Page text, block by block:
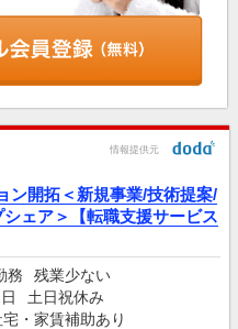
情報提供元
ン開拓＜新規事業/技術提案/
ェア＞【転職支援サービス
務
残業少ない
土日祝休み
宅・家賃補助あり